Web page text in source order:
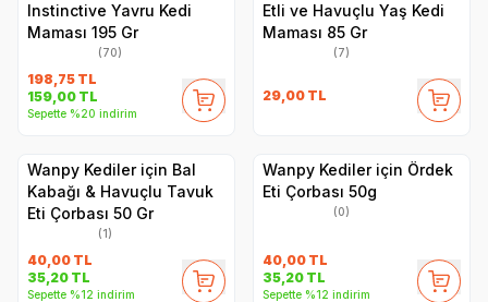
Instinctive Yavru Kedi
Maması 195 Gr
(70)
198,75 TL
159,00 TL
Sepette %20 indirim
Etli ve Havuçlu Yaş Kedi
Maması 85 Gr
(7)
29,00 TL
Wanpy Kediler için Bal
Kabağı & Havuçlu Tavuk
Eti Çorbası 50 Gr
(1)
40,00 TL
35,20 TL
Sepette %12 indirim
Wanpy Kediler için Ördek
Eti Çorbası 50g
(0)
40,00 TL
35,20 TL
Sepette %12 indirim